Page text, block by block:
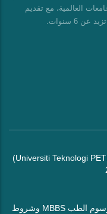
العالمية، مع تقديم
6 سنوات.
جامعة بتروناس للتكنولوجيا (Universiti Teknologi PETRONAS – UTP)
جامعة جيلين (Jilin University) في الصين: رسوم الطب MBBS وشروط